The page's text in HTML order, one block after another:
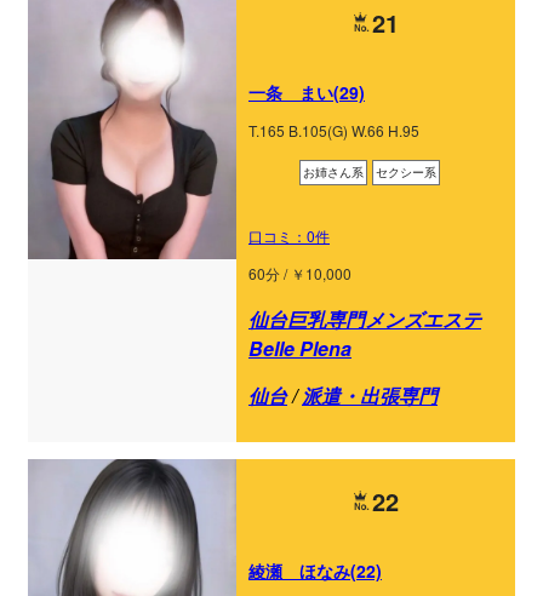
21
一条 まい(29)
T.165 B.105(G) W.66 H.95
お姉さん系 セクシー系
口コミ：0件
60分 / ￥10,000
仙台巨乳専門メンズエステ
Belle Plena
仙台/派遣・出張専門
22
綾瀬 ほなみ(22)